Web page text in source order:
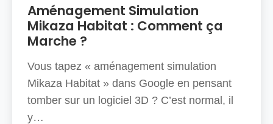
Aménagement Simulation
Mikaza Habitat : Comment ça
Marche ?
Vous tapez « aménagement simulation
Mikaza Habitat » dans Google en pensant
tomber sur un logiciel 3D ? C’est normal, il
y…